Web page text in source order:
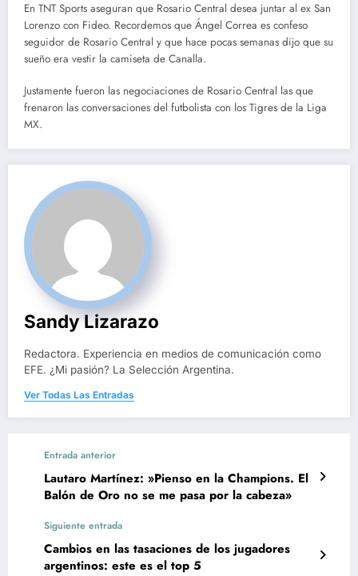
En TNT Sports aseguran que Rosario Central desea juntar al ex San
Lorenzo con Fideo. Recordemos que Ángel Correa es confeso
seguidor de Rosario Central y que hace pocas semanas dijo que su
sueño era vestir la camiseta de Canalla.
Justamente fueron las negociaciones de Rosario Central las que
frenaron las conversaciones del futbolista con los Tigres de la Liga
MX.
Sandy Lizarazo
Redactora. Experiencia en medios de comunicación como
EFE. ¿Mi pasión? La Selección Argentina.
Ver Todas Las Entradas
Entrada anterior
Lautaro Martínez: »Pienso en la Champions. El
Balón de Oro no se me pasa por la cabeza»
Siguiente entrada
Cambios en las tasaciones de los jugadores
argentinos: este es el top 5